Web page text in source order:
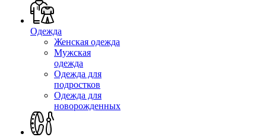
Одежда
Женская одежда
Мужская
одежда
Одежда для
подростков
Одежда для
новорожденных